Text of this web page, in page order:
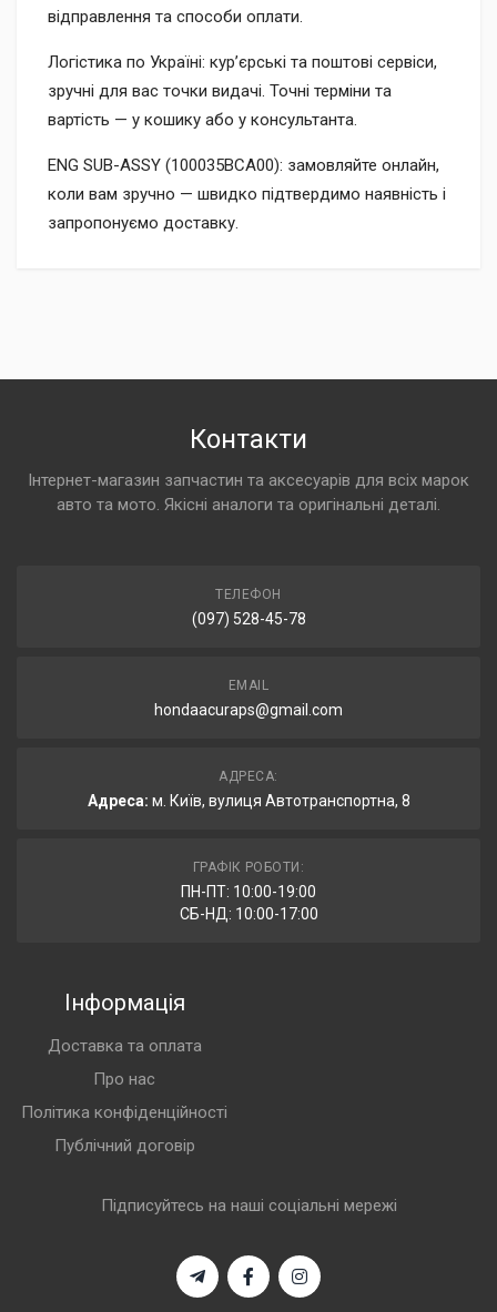
відправлення та способи оплати.
Логістика по Україні: кур’єрські та поштові сервіси,
зручні для вас точки видачі. Точні терміни та
вартість — у кошику або у консультанта.
ENG SUB-ASSY (100035BCA00): замовляйте онлайн,
коли вам зручно — швидко підтвердимо наявність і
запропонуємо доставку.
Контакти
Інтернет-магазин запчастин та аксесуарів для всіх марок
авто та мото. Якісні аналоги та оригінальні деталі.
ТЕЛЕФОН
(097) 528-45-78
EMAIL
hondaacuraps@gmail.com
АДРЕСА:
Адреса: м. Київ, вулиця Автотранспортна, 8
ГРАФІК РОБОТИ:
ПН-ПТ: 10:00-19:00
СБ-НД: 10:00-17:00
Інформація
Доставка та оплата
Про нас
Політика конфіденційності
Публічний договір
Підписуйтесь на наші соціальні мережі